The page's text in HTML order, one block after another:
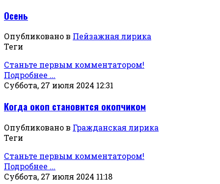
Осень
Опубликовано в Пейзажная лирика
Теги
Станьте первым комментатором!
Подробнее ...
Суббота, 27 июля 2024 12:31
Когда окоп становится окопчиком
Опубликовано в Гражданская лирика
Теги
Станьте первым комментатором!
Подробнее ...
Суббота, 27 июля 2024 11:18